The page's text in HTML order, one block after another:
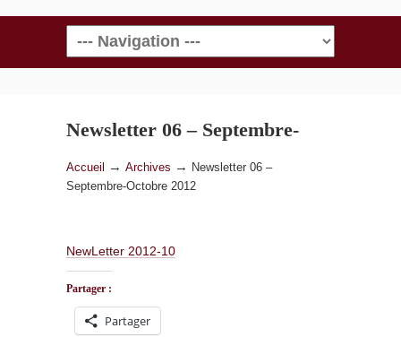
Navigation
Newsletter 06 – Septembre-
Octobre 2012
Accueil → Archives →
Newsletter 06 –
Septembre-Octobre 2012
NewLetter 2012-10
Partager :
Partager